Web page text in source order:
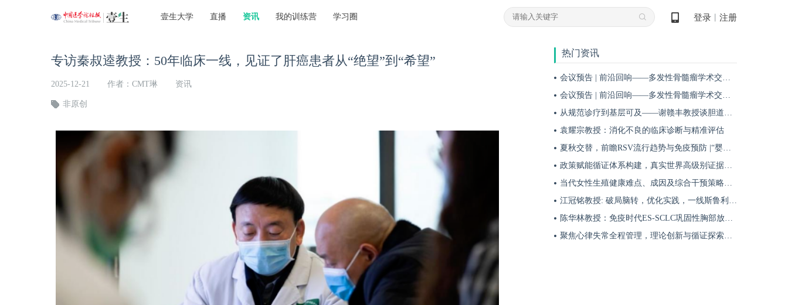
壹生大学 直播 资讯 我的训练营 学习圈 登录 注册
专访秦叔逵教授：50年临床一线，见证了肝癌患者从“绝望”到“希望”
2025-12-21 作者：CMT琳 资讯
非原创
热门资讯
会议预告 | 前沿回响——多发性骨髓瘤学术交流会第十九期即将启幕！
会议预告 | 前沿回响——多发性骨髓瘤学术交流会第十八期即将启幕！
从规范诊疗到基层可及——谢赣丰教授谈胆道肿瘤防治的本土化实践之路
袁耀宗教授：消化不良的临床诊断与精准评估
夏秋交替，前瞻RSV流行趋势与免疫预防 |“婴儿RSV预防圆桌派”专题访谈
政策赋能循证体系构建，真实世界高级别证据夯实斯鲁利单抗一线治疗广泛期小细胞肺癌临床地位
当代女性生殖健康难点、成因及综合干预策略——魏晗
江冠铭教授: 破局脑转，优化实践，一线斯鲁利单抗联合化疗为小细胞肺癌脑转移患者带来颅内与全身双重获益
陈华林教授：免疫时代ES-SCLC巩固性胸部放疗再添真实世界循证依据——cTRT可独立改善患者生存获益
聚焦心律失常全程管理，理论创新与循证探索共筑诊疗新格局